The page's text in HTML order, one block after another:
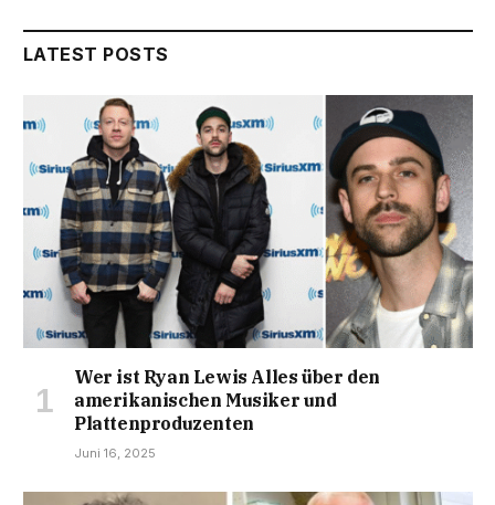
LATEST POSTS
Wer ist Ryan Lewis Alles über den
amerikanischen Musiker und
Plattenproduzenten
Juni 16, 2025